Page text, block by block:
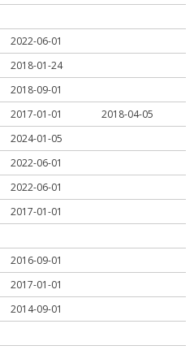
2022-06-01
2018-01-24
2018-09-01
2017-01-01
2018-04-05
2024-01-05
2022-06-01
2022-06-01
2017-01-01
2016-09-01
2017-01-01
2014-09-01